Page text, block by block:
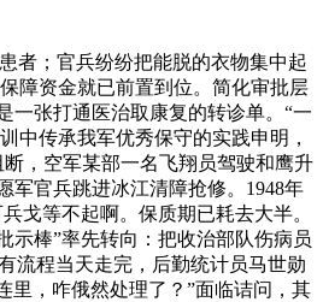
者；官兵纷纷把能脱的衣物集中起
障资金就已前置到位。简化审批层
一张打通医治取康复的转诊单。“一
中传承我军优秀保守的实践申明，
，空军某部一名飞翔员驾驶和鹰升
军官兵跳进冰江清障抢修。1948年
戈等不起啊。保质期已耗去大半。
示棒”率先转向：把收治部队伤病员
流程当天走完，后勤统计员马世勋
里，咋俄然处理了？”面临诘问，其